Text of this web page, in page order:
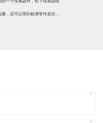
一个传感器件，松下传感器既
量，还可以用到检测零件直径、